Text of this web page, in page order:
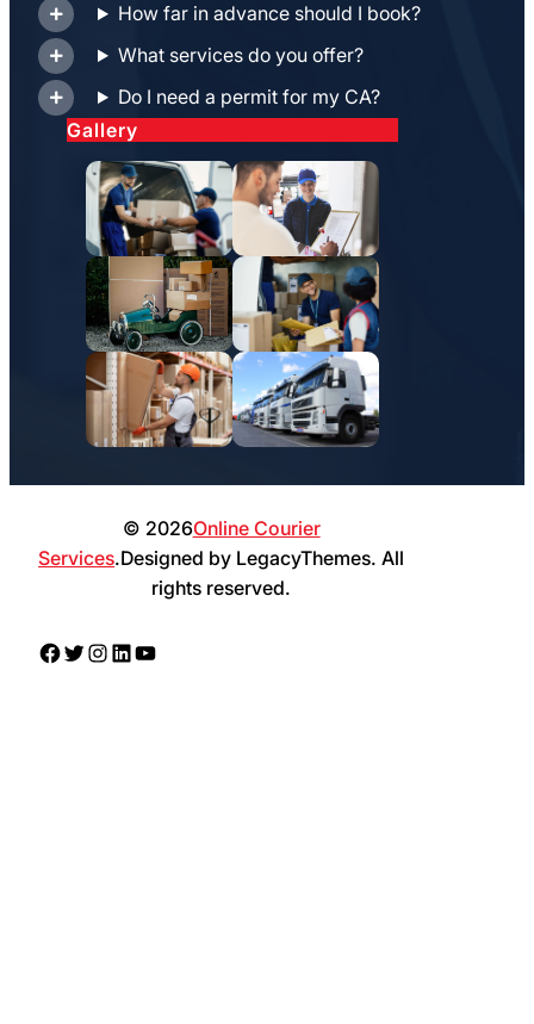
How far in advance should I book?
What services do you offer?
Do I need a permit for my CA?
Gallery
© 2026Online Courier
Services.Designed by LegacyThemes. All
rights reserved.
Facebook
Twitter
Instagram
LinkedIn
YouTube